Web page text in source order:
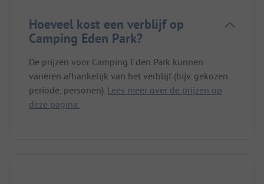
Hoeveel kost een verblijf op
Camping Eden Park?
De prijzen voor Camping Eden Park kunnen
variëren afhankelijk van het verblijf (bijv. gekozen
periode, personen). Lees meer over de prijzen op
deze pagina.